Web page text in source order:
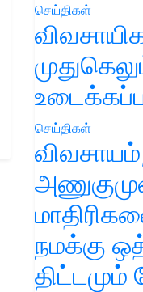
செய்திகள்
செய்திகள்
விவசாயம்,
நமக்கு